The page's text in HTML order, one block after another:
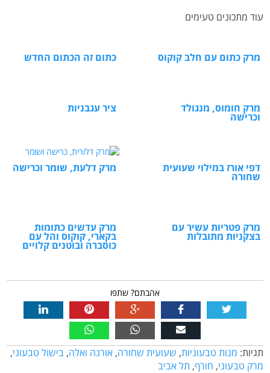
עוד מתכונים טעימים
מרק כתום עם חלב קוקוס כתום זה הכתום החדש
מרק חומוס, מנגולד
וכרישה
ציר עגבניות
דפי אורז במילוי שעועית
שחורה
מרק דלעת, שומר וכרישה
מרק פטריות עשיר עם
בצקניות מתובלות
מרק עדשים כתומות
בקארי, קוקוס והל עם
כוסברה ובוטנים קלויים
אהבתם? שתפו
תגיות: מנות טבעוניות, שעועית שחורה, אורנה ואלה, בישול טבעוני,
מרק טבעוני, חורף, תל אביב